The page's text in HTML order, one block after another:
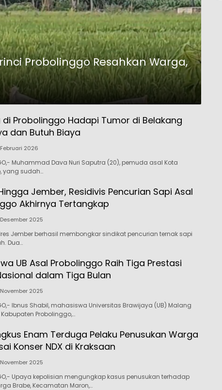
Probolinggo Resahkan Warga,
di Probolinggo Hadapi Tumor di Belakang
dan Butuh Biaya
Februari 2026
Muhammad Dava Nuri Saputra (20), pemuda asal Kota
yang sudah…
Jember, Residivis Pencurian Sapi Asal
Akhirnya Tertangkap
Desember 2025
Jember berhasil membongkar sindikat pencurian ternak sapi
Dua…
UB Asal Probolinggo Raih Tiga Prestasi
dalam Tiga Bulan
November 2025
Ibnus Shabil, mahasiswa Universitas Brawijaya (UB) Malang
Probolinggo,…
Enam Terduga Pelaku Penusukan Warga
Konser NDX di Kraksaan
November 2025
Upaya kepolisian mengungkap kasus penusukan terhadap
Brabe, Kecamatan Maron,…